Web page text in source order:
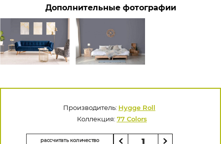
Дополнительные фотографии
Производитель: Hygge Roll
Коллекция: 77 Colors
рассчитать количество